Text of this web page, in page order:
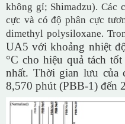
không gỉ; Shimadzu). Các
cực và có độ phân cực
dimethyl polysiloxane.
UA5 với khoảng nhiệt
°C cho hiệu quả tách
nhất. Thời gian lưu của
8,570 phút (PBB-1) đến